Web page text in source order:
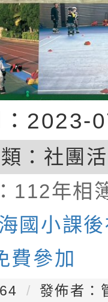
：2023-
： 社團
112年相
國小課
費參加
發佈者：